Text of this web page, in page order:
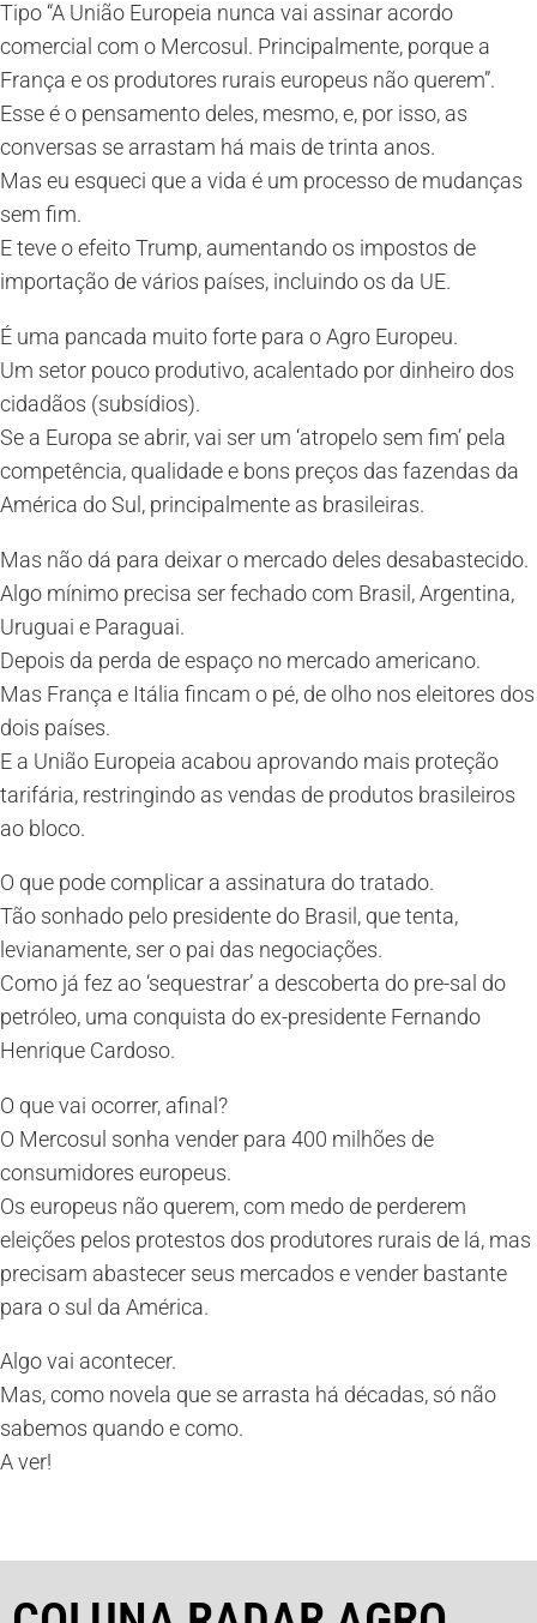
Tipo “A União Europeia nunca vai assinar acordo
comercial com o Mercosul. Principalmente, porque a
França e os produtores rurais europeus não querem”.
Esse é o pensamento deles, mesmo, e, por isso, as
conversas se arrastam há mais de trinta anos.
Mas eu esqueci que a vida é um processo de mudanças
sem fim.
E teve o efeito Trump, aumentando os impostos de
importação de vários países, incluindo os da UE.
É uma pancada muito forte para o Agro Europeu.
Um setor pouco produtivo, acalentado por dinheiro dos
cidadãos (subsídios).
Se a Europa se abrir, vai ser um ‘atropelo sem fim’ pela
competência, qualidade e bons preços das fazendas da
América do Sul, principalmente as brasileiras.
Mas não dá para deixar o mercado deles desabastecido.
Algo mínimo precisa ser fechado com Brasil, Argentina,
Uruguai e Paraguai.
Depois da perda de espaço no mercado americano.
Mas França e Itália fincam o pé, de olho nos eleitores dos
dois países.
E a União Europeia acabou aprovando mais proteção
tarifária, restringindo as vendas de produtos brasileiros
ao bloco.
O que pode complicar a assinatura do tratado.
Tão sonhado pelo presidente do Brasil, que tenta,
levianamente, ser o pai das negociações.
Como já fez ao ‘sequestrar’ a descoberta do pre-sal do
petróleo, uma conquista do ex-presidente Fernando
Henrique Cardoso.
O que vai ocorrer, afinal?
O Mercosul sonha vender para 400 milhões de
consumidores europeus.
Os europeus não querem, com medo de perderem
eleições pelos protestos dos produtores rurais de lá, mas
precisam abastecer seus mercados e vender bastante
para o sul da América.
Algo vai acontecer.
Mas, como novela que se arrasta há décadas, só não
sabemos quando e como.
A ver!